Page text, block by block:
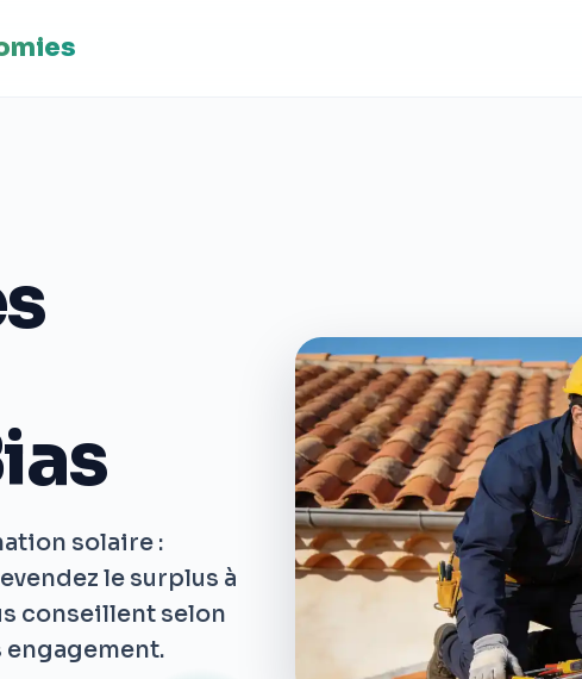
solaire :
le surplus à
conseillent selon